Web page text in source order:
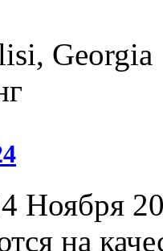
Georgia
Ноября
на